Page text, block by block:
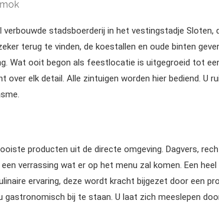
verbouwde stadsboerderij in het vestingstadje Sloten,
terug te vinden, de koestallen en oude binten
Wat ooit begon als feestlocatie is uitgegroeid tot
over elk detail. Alle zintuigen worden hier bediend. U
producten uit de directe omgeving. Dagvers,
verrassing wat er op het menu zal komen. Een
ervaring, deze wordt kracht bijgezet door een
bij te staan. U laat zich meeslepen